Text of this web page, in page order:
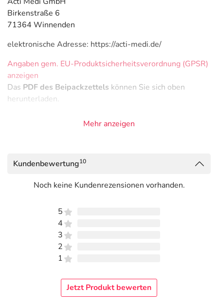
Birkenstraße 6
71364 Winnenden
elektronische Adresse: https://acti-medi.de/
Angaben gem. EU-Produktsicherheitsverordnung (GPSR)
anzeigen
Das PDF des Beipackzettels können Sie sich oben
herunterladen.
Mehr anzeigen
Kundenbewertung10
Noch keine Kundenrezensionen vorhanden.
5
4
3
2
1
Jetzt Produkt bewerten